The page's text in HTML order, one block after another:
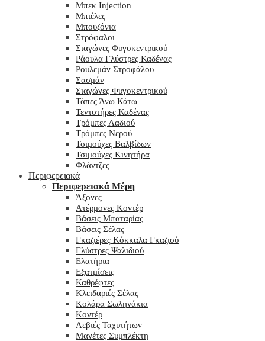
Μπεκ Injection
Μπιέλες
Μπουζόνια
Στρόφαλοι
Σιαγώνες Φυγοκεντρικού
Ράουλα Γλύστρες Καδένας
Ρουλεμάν Στροφάλου
Σασμάν
Σιαγώνες Φυγοκεντρικού
Τάπες Άνω Κάτω
Τεντοτήρες Καδένας
Τρόμπες Λαδιού
Τρόμπες Νερού
Τσιμούχες Βαλβίδων
Τσιμούχες Κινητήρα
Φλάντζες
Περιφερειακά
Περιφερειακά Μέρη
Άξονες
Ατέρμονες Κοντέρ
Βάσεις Μπαταρίας
Βάσεις Σέλας
Γκαζιέρες Κόκκαλα Γκαζιού
Γλύστρες Ψαλιδιού
Ελατήρια
Εξατμίσεις
Καθρέφτες
Κλειδαριές Σέλας
Κολάρα Σωληνάκια
Κοντέρ
Λεβιές Ταχυτήτων
Μανέτες Συμπλέκτη